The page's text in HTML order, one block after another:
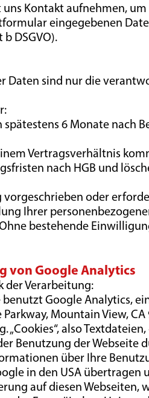
uns Kontakt aufnehmen,
eingegebenen
b DSGVO).
Daten sind nur die
spätestens 6 Monate nach
Vertragsverhältnis
nach HGB und
vorgeschrieben oder
Ihrer
bestehende
von Google Analytics
der Verarbeitung:
benutzt Google Analytics,
Mountain View, CA
„Cookies“, also
Benutzung der Webseite
über Ihre
in den USA
auf diesen Webseiten,